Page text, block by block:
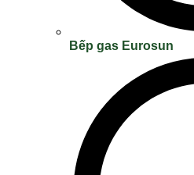
Bếp gas Eurosun